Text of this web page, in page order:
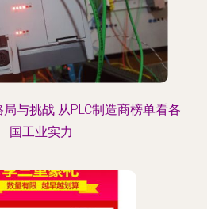
与挑战 从PLC制造商榜单看各
国工业实力